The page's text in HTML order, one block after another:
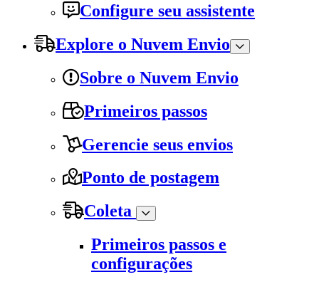
Configure seu assistente
Explore o Nuvem Envio
Sobre o Nuvem Envio
Primeiros passos
Gerencie seus envios
Ponto de postagem
Coleta
Primeiros passos e
configurações